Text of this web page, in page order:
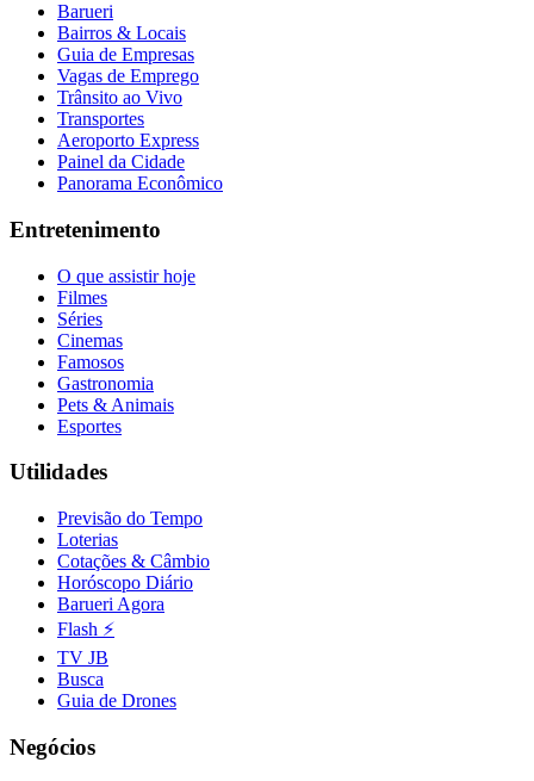
Fluminense
Barueri
Bairros & Locais
Guia de Empresas
Vagas de Emprego
Trânsito ao Vivo
Transportes
Aeroporto Express
Painel da Cidade
Panorama Econômico
Entretenimento
O que assistir hoje
Filmes
Séries
Cinemas
Famosos
Gastronomia
Pets & Animais
Esportes
Utilidades
Previsão do Tempo
Loterias
Cotações & Câmbio
Horóscopo Diário
Barueri Agora
Flash ⚡
TV JB
Busca
Guia de Drones
Negócios